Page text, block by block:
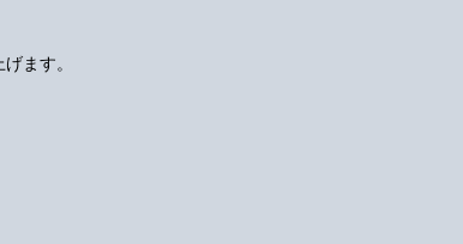
ます。